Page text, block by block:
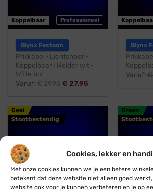
Cookies, lekker en
Met onze cookies kunnen we je een betere
betekent dat deze website niet alleen goed
website ook voor je kunnen verbeteren en je op
Professioneel
Koppelbaar
Blynx Festoon
Prikkabel · Lichtsnoer ·
Koppelbaar · Helder wit ·
Witte bol
Vanaf:€29,95 € 27,95
Blynx
Vanaf:€
Geel
Stootbestendig
Groen